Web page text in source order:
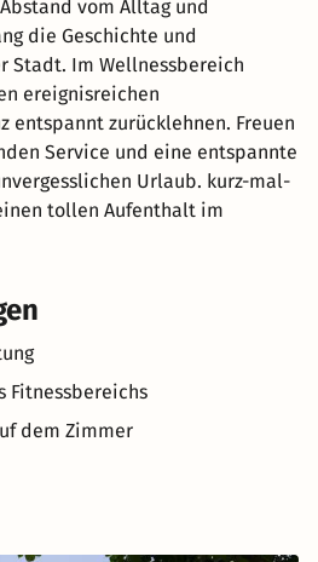
vom Alltag und
die Geschichte und
Stadt. Im Wellnessbereich
ereignisreichen
entspannt zurücklehnen. Freuen
Service und eine entspannte
Urlaub. kurz-mal-
tollen Aufenthalt im
Fitnessbereichs
dem Zimmer